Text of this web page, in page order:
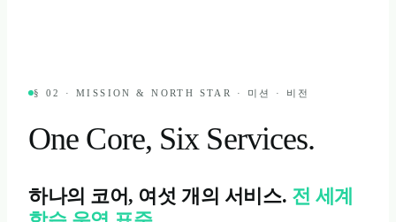
§ 02 · MISSION & NORTH STAR · 미션 · 비전
One Core, Six Services.
하나의 코어, 여섯 개의 서비스. 전 세계